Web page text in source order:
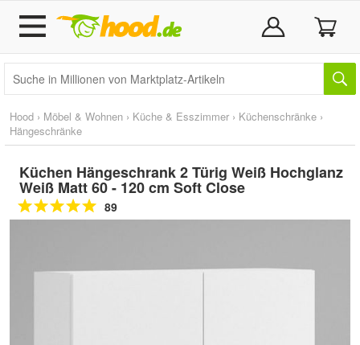
Hood › Möbel & Wohnen › Küche & Esszimmer › Küchenschränke ›
Hängeschränke
Küchen Hängeschrank 2 Türig Weiß Hochglanz
Weiß Matt 60 - 120 cm Soft Close
89